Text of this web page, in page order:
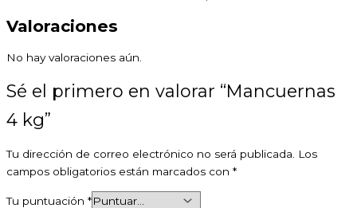
Valoraciones
No hay valoraciones aún.
Sé el primero en valorar “Mancuernas
4 kg”
Tu dirección de correo electrónico no será publicada.
Los
campos obligatorios están marcados con *
Tu puntuación *